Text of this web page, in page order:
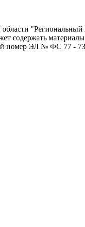
содержать
номер ЭЛ № ФС 77 -